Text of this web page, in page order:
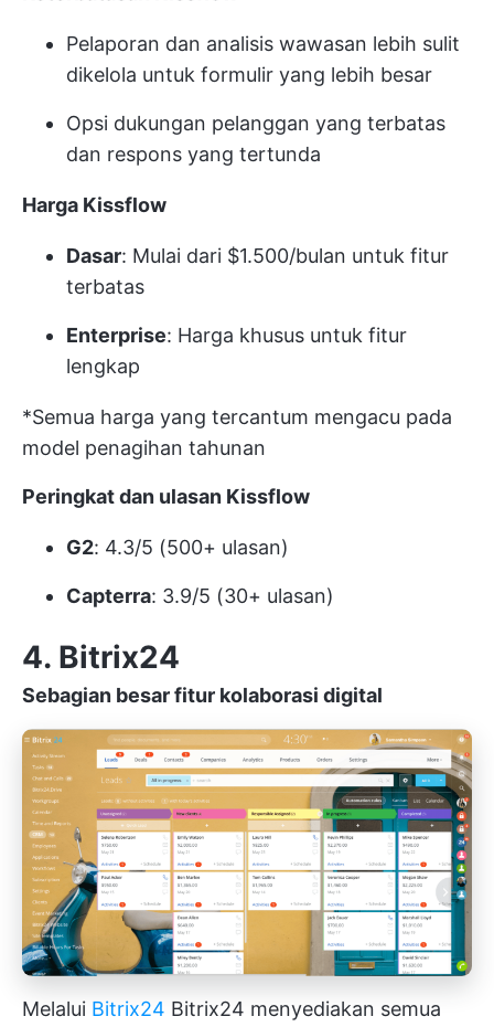
Pelaporan dan analisis wawasan lebih sulit
dikelola untuk formulir yang lebih besar
Opsi dukungan pelanggan yang terbatas
dan respons yang tertunda
Harga Kissflow
Dasar: Mulai dari $1.500/bulan untuk fitur
terbatas
Enterprise: Harga khusus untuk fitur
lengkap
*Semua harga yang tercantum mengacu pada
model penagihan tahunan
Peringkat dan ulasan Kissflow
G2: 4.3/5 (500+ ulasan)
Capterra: 3.9/5 (30+ ulasan)
4. Bitrix24
Sebagian besar fitur kolaborasi digital
Melalui Bitrix24 Bitrix24 menyediakan semua